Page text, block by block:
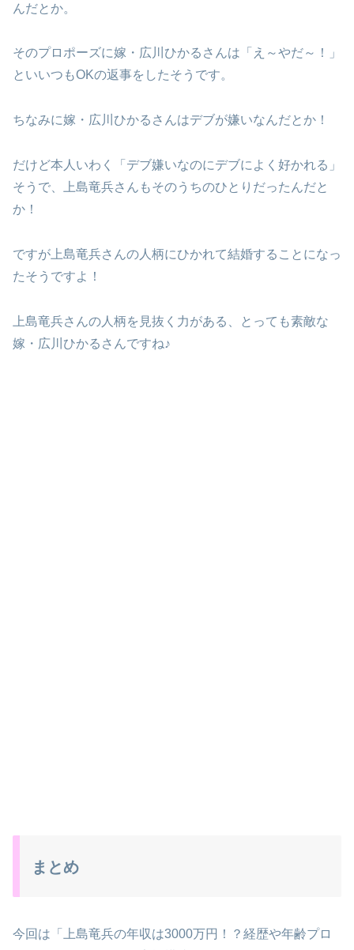
んだとか。
そのプロポーズに嫁・広川ひかるさんは「え～やだ～！」
といいつもOKの返事をしたそうです。
ちなみに嫁・広川ひかるさんはデブが嫌いなんだとか！
だけど本人いわく「デブ嫌いなのにデブによく好かれる」
そうで、上島竜兵さんもそのうちのひとりだったんだと
か！
ですが上島竜兵さんの人柄にひかれて結婚することになっ
たそうですよ！
上島竜兵さんの人柄を見抜く力がある、とっても素敵な
嫁・広川ひかるさんですね♪
まとめ
今回は「上島竜兵の年収は3000万円！？経歴や年齢プロ